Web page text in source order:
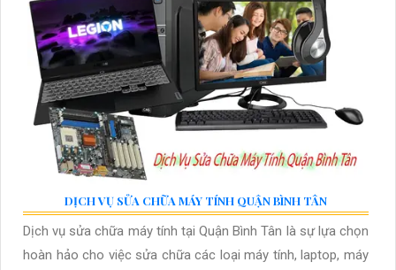
DỊCH VỤ SỬA CHỮA MÁY TÍNH QUẬN BÌNH TÂN
Dịch vụ sửa chữa máy tính tại Quận Bình Tân là sự lựa chọn
hoàn hảo cho việc sửa chữa các loại máy tính, laptop, máy